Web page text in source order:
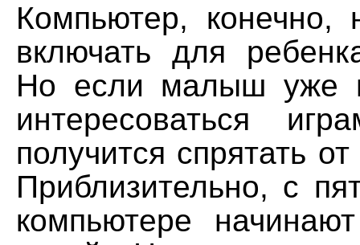
Компьютер, конечно,
включать для
Но если малыш уже
интересоваться
получится спрятать
Приблизительно, с
компьютере